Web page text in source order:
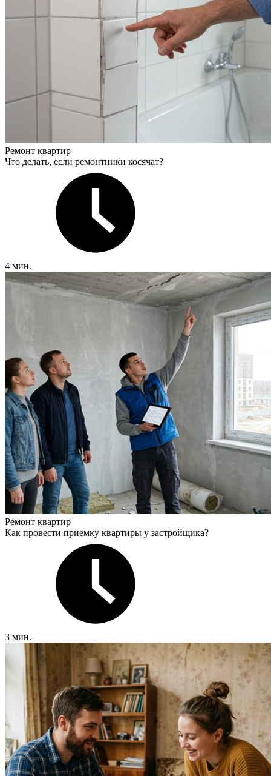
Ремонт квартир
Что делать, если ремонтники косячат?
4 мин.
Ремонт квартир
Как провести приемку квартиры у застройщика?
3 мин.